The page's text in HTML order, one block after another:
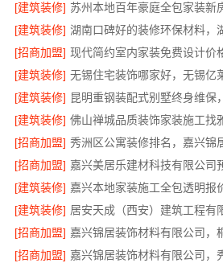
[建筑装修] 苏州本地百年豪庭全包家装新
[建筑装修]
[招商加盟]
[建筑装修]
[建筑装修]
[建筑装修] 佛山禅城品质装饰家装施工找
[招商加盟]
[招商加盟] 嘉兴美居乐建材科技有限公司
[建筑装修] 嘉兴本地家装施工全包透明报
[建筑装修]
[招商加盟] 嘉兴锦居装饰材料有限公司，
[招商加盟] 嘉兴锦居装饰材料有限公司，